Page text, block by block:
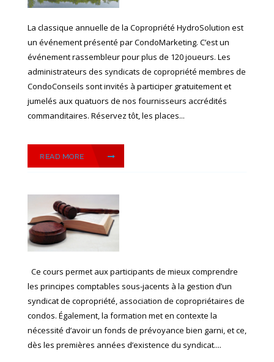
La classique annuelle de la Copropriété HydroSolution est
un événement présenté par CondoMarketing. C’est un
événement rassembleur pour plus de 120 joueurs. Les
administrateurs des syndicats de copropriété membres de
CondoConseils sont invités à participer gratuitement et
jumelés aux quatuors de nos fournisseurs accrédités
commanditaires. Réservez tôt, les places...
READ MORE
Ce cours permet aux participants de mieux comprendre
les principes comptables sous-jacents à la gestion d’un
syndicat de copropriété, association de copropriétaires de
condos. Également, la formation met en contexte la
nécessité d’avoir un fonds de prévoyance bien garni, et ce,
dès les premières années d’existence du syndicat....